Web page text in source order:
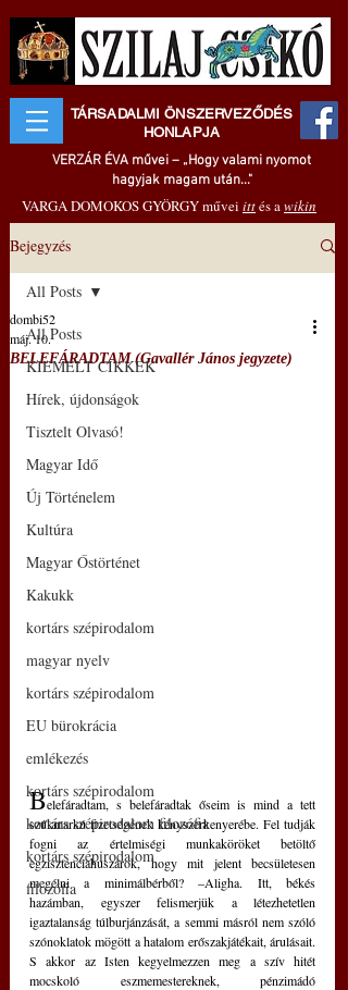
TÁRSADALMI ÖNSZERVEZŐDÉS
HONLAPJA
VERZÁR ÉVA művei – „Hogy valami nyomot
hagyjak magam után..."
VARGA DOMOKOS GYÖRGY művei ittés awikin
Bejegyzés
All Posts
KIEMELT CIKKEK
Hírek, újdonságok
Tisztelt Olvasó!
Magyar Idő
Új Történelem
Kultúra
Magyar Őstörténet
Kakukk
kortárs szépirodalom
magyar nyelv
kortárs szépirodalom
EU bürokrácia
emlékezés
kortárs szépirodalom
kortárs szépirodalom filozófia
kortárs szépirodalom
filozófia
All Posts
BELEFÁRADTAM (Gavallér János jegyzete)
dombi52
máj. 10.
Belefáradtam, s belefáradtak őseim is mind a tett
szűkmarkú fizetségének kényszerkenyerébe. Fel tudják
fogni az értelmiségi munkaköröket betöltő
egzisztenciahuszárok, hogy mit jelent becsületesen
megélni a minimálbérből? –Aligha. Itt, békés
hazámban, egyszer felismerjük a létezhetetlen
igaztalanság túlburjánzását, a semmi másról nem szóló
szónoklatok mögött a hatalom erőszakjátékait, árulásait.
S akkor az Isten kegyelmezzen meg a szív hitét
mocskoló eszmemestereknek, pénzimádó